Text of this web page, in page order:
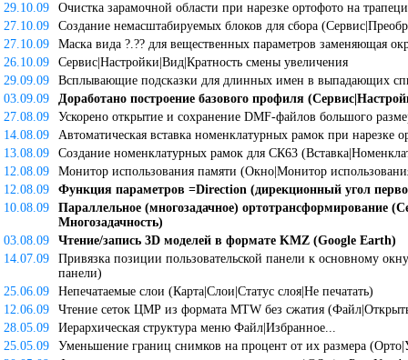
29.10.09
Очистка зарамочной области при нарезке ортофото на
27.10.09
Создание немасштабируемых блоков для сбора
27.10.09
Маска вида ?.?? для вещественных параметров заменяющая
26.10.09
Сервис|Настройки|Вид|Кратность смены увеличения
29.09.09
Всплывающие подсказки для длинных имен в выпадающих
03.09.09
Доработано построение базового профиля
27.08.09
Ускорено открытие и сохранение DMF-файлов большого
14.08.09
Автоматическая вставка номенклатурных рамок при нарезке
13.08.09
Создание номенклатурных рамок для СК63
12.08.09
Монитор использования памяти (Окно|Монитор
12.08.09
Функция параметров =Direction (дирекционный угол
10.08.09
Параллельное (многозадачное) ортотрансформирование
Многозадачность)
03.08.09
Чтение/запись 3D моделей в формате KMZ (Google Earth)
14.07.09
Привязка позиции пользовательской панели к основному
панели)
25.06.09
Непечатаемые слои (Карта|Слои|Статус слоя|Не печатать)
12.06.09
Чтение сеток ЦМР из формата MTW без сжатия
28.05.09
Иерархическая структура меню Файл|Избранное...
25.05.09
Уменьшение границ снимков на процент от их размера